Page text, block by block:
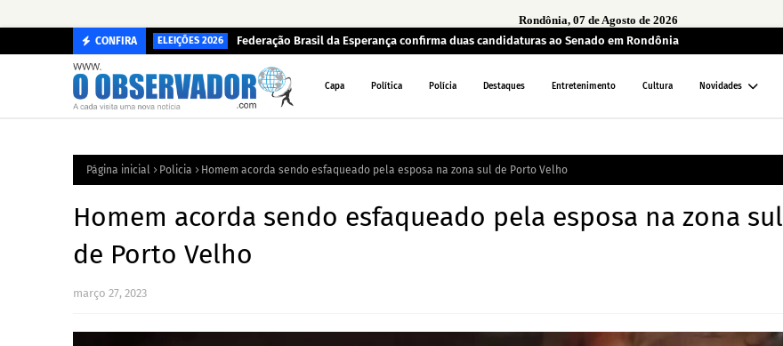
Rondônia, 07 de Agosto de 2026
CONFIRA ELEIÇÕES 2026 Federação Brasil da Esperança confirma duas candidaturas ao Senado em Rondônia
Capa Política Polícia Destaques Entretenimento Cultura Novidades
Página inicial Policia Homem acorda sendo esfaqueado pela esposa na zona sul de Porto Velho
Homem acorda sendo esfaqueado pela esposa na zona sul
de Porto Velho
março 27, 2023